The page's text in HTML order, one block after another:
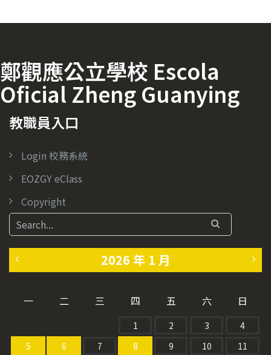
鄭觀應公立學校 Escola
Oficial Zheng Guanying
教職員入口
Login 校務系統
EOZGY eClass
Copyright
2026 年 1 月
一 二 三 四 五 六 日
1 2 3
4
5
6 7 8 9 10 11